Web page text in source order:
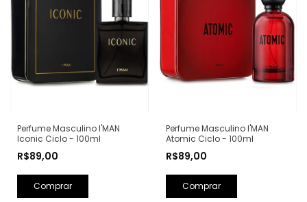
Perfume Masculino I'MAN
Iconic Ciclo - 100ml
R$89,00
Perfume Masculino I'MAN
Atomic Ciclo - 100ml
R$89,00